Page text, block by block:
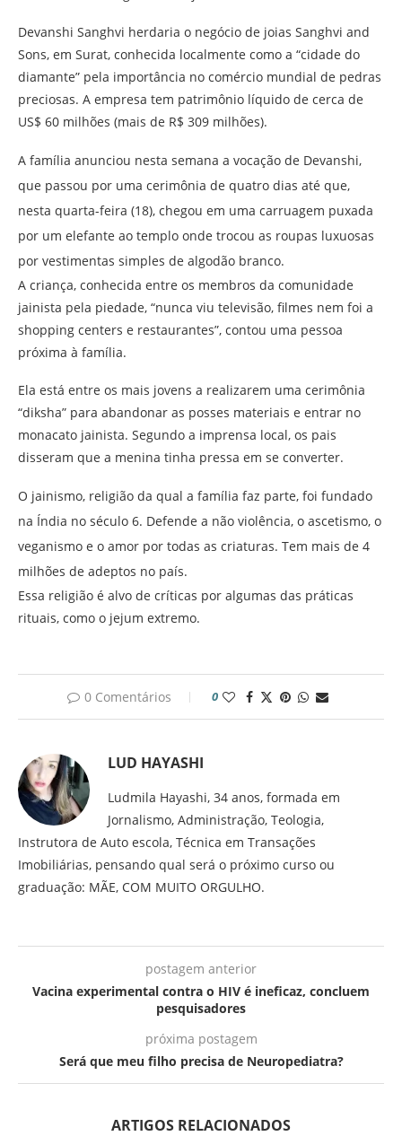
Devanshi Sanghvi herdaria o negócio de joias Sanghvi and
Sons, em Surat, conhecida localmente como a “cidade do
diamante” pela importância no comércio mundial de pedras
preciosas. A empresa tem patrimônio líquido de cerca de
US$ 60 milhões (mais de R$ 309 milhões).
A família anunciou nesta semana a vocação de Devanshi,
que passou por uma cerimônia de quatro dias até que,
nesta quarta-feira (18), chegou em uma carruagem puxada
por um elefante ao templo onde trocou as roupas luxuosas
por vestimentas simples de algodão branco.
A criança, conhecida entre os membros da comunidade
jainista pela piedade, “nunca viu televisão, filmes nem foi a
shopping centers e restaurantes”, contou uma pessoa
próxima à família.
Ela está entre os mais jovens a realizarem uma cerimônia
“diksha” para abandonar as posses materiais e entrar no
monacato jainista. Segundo a imprensa local, os pais
disseram que a menina tinha pressa em se converter.
O jainismo, religião da qual a família faz parte, foi fundado
na Índia no século 6. Defende a não violência, o ascetismo, o
veganismo e o amor por todas as criaturas. Tem mais de 4
milhões de adeptos no país.
Essa religião é alvo de críticas por algumas das práticas
rituais, como o jejum extremo.
0 Comentários 0
LUD HAYASHI
Ludmila Hayashi, 34 anos, formada em
Jornalismo, Administração, Teologia,
Instrutora de Auto escola, Técnica em Transações
Imobiliárias, pensando qual será o próximo curso ou
graduação: MÃE, COM MUITO ORGULHO.
postagem anterior
Vacina experimental contra o HIV é ineficaz, concluem
pesquisadores
próxima postagem
Será que meu filho precisa de Neuropediatra?
ARTIGOS RELACIONADOS